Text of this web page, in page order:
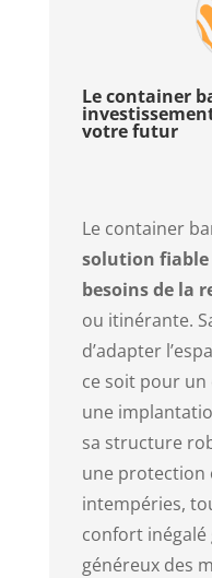
Le container
votre futur
​Le container
solution
besoins de la
ou itinérante.
d’adapter
ce soit pour
une
sa structure
une protection
intempéries,
confort inégalé
généreux des